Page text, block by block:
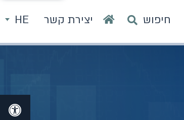
חיפוש יצירת קשר HE